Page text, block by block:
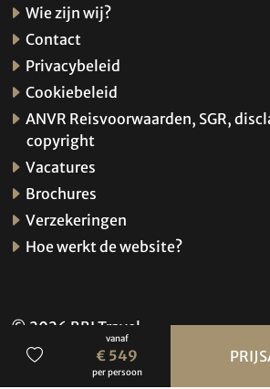
vanaf
€ 549
per persoon
Wie zijn wij?
Contact
Privacybeleid
Cookiebeleid
ANVR Reisvoorwaarden, SGR,
copyright
Vacatures
Brochures
Verzekeringen
Hoe werkt de website?
© 2026 BBI Travel